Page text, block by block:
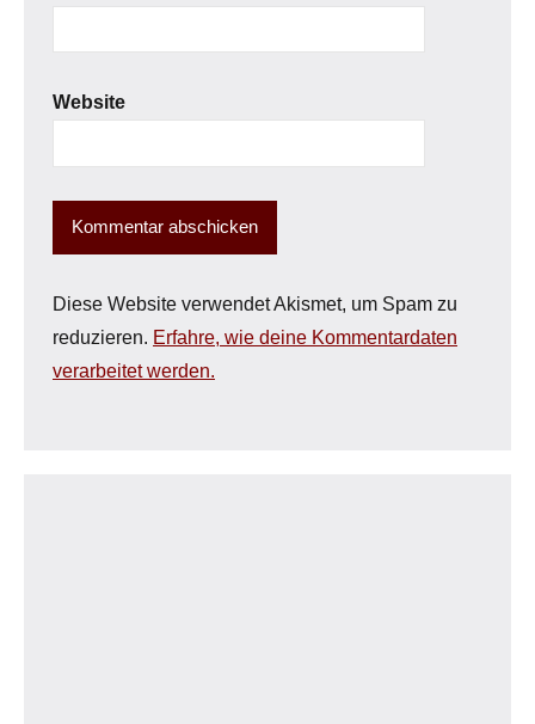
Website
Diese Website verwendet Akismet, um Spam zu
reduzieren. Erfahre, wie deine Kommentardaten
verarbeitet werden.